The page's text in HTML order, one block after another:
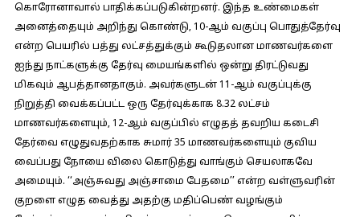
கொரோனாவால் பாதிக்கப்படுகின்றனர். இந்த உண்மைகள்
அனைத்தையும் அறிந்து கொண்டு, 10-ஆம் வகுப்பு பொதுத்தேர்வு
என்ற பெயரில் பத்து லட்சத்துக்கும் கூடுதலான மாணவர்களை
ஐந்து நாட்களுக்கு தேர்வு மையங்களில் ஒன்று திரட்டுவது
மிகவும் ஆபத்தானதாகும். அவர்களுடன் 11-ஆம் வகுப்புக்கு
நிறுத்தி வைக்கப்பட்ட ஒரு தேர்வுக்காக 8.32 லட்சம்
மாணவர்களையும், 12-ஆம் வகுப்பில் எழுதத் தவறிய கடைசி
தேர்வை எழுதுவதற்காக சுமார் 35 மாணவர்களையும் குவிய
வைப்பது நோயை விலை கொடுத்து வாங்கும் செயலாகவே
அமையும். ‘‘அஞ்சுவது அஞ்சாமை பேதமை’’ என்ற வள்ளுவரின்
குறளை எழுத வைத்து அதற்கு மதிப்பெண் வழங்கும்